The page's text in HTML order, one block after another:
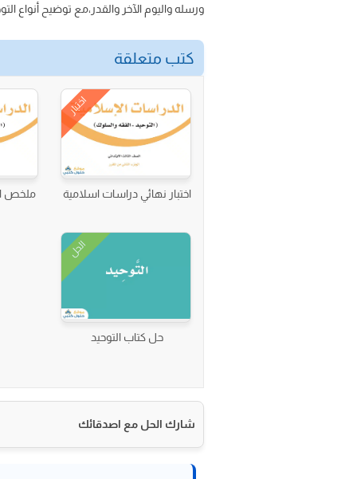
ورسله واليوم الآخر والقدر،مع توضيح أنواع
كتب متعلقة
اختبار
اختبار نهائي دراسات اسلامية ملخص
الحل
حل كتاب التوحيد
شارك الحل مع اصدقائك